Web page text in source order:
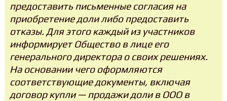
предоставить письменные согласия на
приобретение доли либо предоставить
отказы. Для этого каждый из участников
информирует Общество в лице его
генерального директора о своих решениях.
На основании чего оформляются
соответствующие документы, включая
договор купли — продажи доли в ООО в